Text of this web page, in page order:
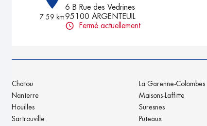
7.59 km
6 B Rue des Vedrines
95100 ARGENTEUIL
Fermé actuellement
66 - 72 Avenue Henri Barbusse
93120 LACOURNEUVE
Chatou
Nanterre
Houilles
Sartrouville
La Garenne-Colombes
Maisons-Laffitte
Suresnes
Puteaux